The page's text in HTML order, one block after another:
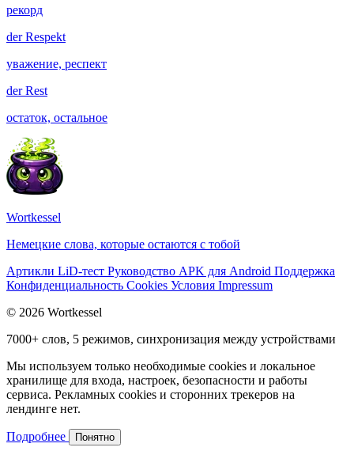
рекорд
derRespekt
уважение, респект
derRest
остаток, остальное
Wortkessel
Немецкие слова, которые остаются с тобой
Артикли LiD-тест Руководство APK для Android Поддержка
Конфиденциальность Cookies Условия Impressum
© 2026 Wortkessel
7000+ слов, 5 режимов, синхронизация между устройствами
Мы используем только необходимые cookies и локальное
хранилище для входа, настроек, безопасности и работы
сервиса. Рекламных cookies и сторонних трекеров на
лендинге нет.
Подробнее Понятно